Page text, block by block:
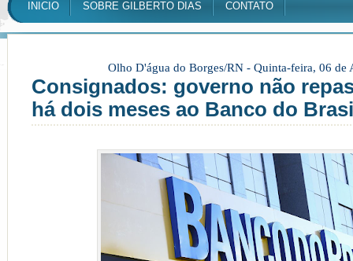
INICIO SOBRE GILBERTO DIAS CONTATO
Olho D'água do Borges/RN - Quinta-feira, 06 de
Consignados: governo não
há dois meses ao Banco do